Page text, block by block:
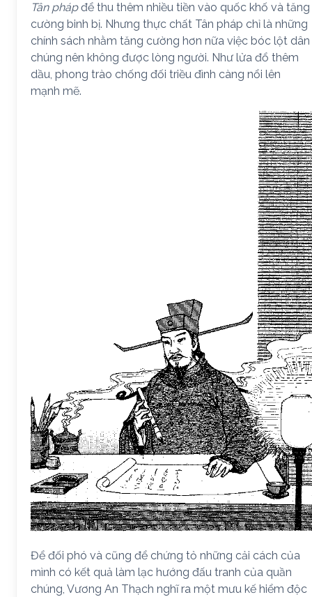
Tân phápđể thu thêm nhiều tiền vào quốc khố và tăng
cường binh bị. Nhưng thực chất Tân pháp chỉ là những
chính sách nhằm tăng cường hơn nữa việc bóc lột dân
chúng nên không được lòng người. Như lửa đổ thêm
dầu, phong trào chống đối triều đình càng nổi lên
mạnh mẽ.
Để đối phó và cũng để chứng tỏ những cải cách của
mình có kết quả làm lạc hướng đấu tranh của quần
chúng, Vương An Thạch nghĩ ra một mưu kế hiểm độc